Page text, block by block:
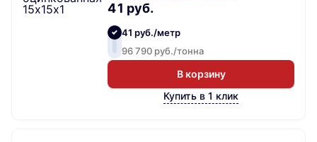
41 руб.
41 руб./метр
96 790 руб./тонна
В корзину
Купить в 1 клик